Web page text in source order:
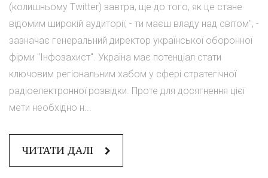
(колишньому Twitter) завтра, ще до того, як це стане
відомим широкій аудиторії, - ти маєш владу над світом", -
зазначає генеральний директор української оборонної
фірми "Інфозахист". Україна має потенціал стати
ключовим регіональним хабом у сфері стратегічної
радіоелектронної розвідки. Проте для досягнення цієї
мети необхідно н...
ЧИТАТИ ДАЛІ